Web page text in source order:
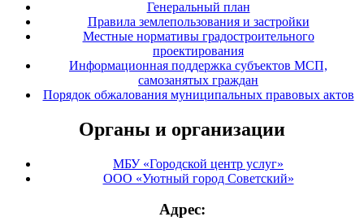
Генеральный план
Правила землепользования и застройки
Местные нормативы градостроительного
проектирования
Информационная поддержка субъектов МСП,
самозанятых граждан
Порядок обжалования муниципальных правовых актов
Органы и организации
МБУ «Городской центр услуг»
ООО «Уютный город Советский»
Адрес: